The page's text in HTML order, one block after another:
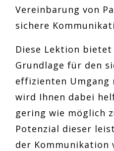
Vereinbarung von
sichere
Diese Lektion bietet
Grundlage für den
effizienten Umgang
wird Ihnen dabei
gering wie möglich
Potenzial dieser
der Kommunikation